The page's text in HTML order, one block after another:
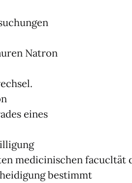
Natron
eines
medicinischen facucltät
bestimmt